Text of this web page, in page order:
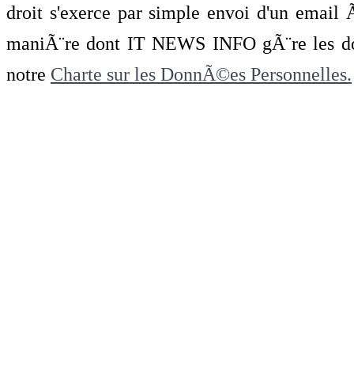
droit s'exerce par simple envoi d'un
maniÃ¨re dont IT NEWS INFO gÃ¨re les
notre Charte sur les DonnÃ©es Personnelles.